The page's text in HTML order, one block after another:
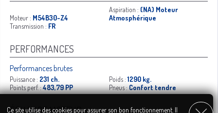
Moteur : M54B30-Z4
Aspiration : (NA) Moteur
Atmosphérique
Transmission : FR
PERFORMANCES
Performances brutes
Puissance : 231 ch. Poids :1290 kg.
Points perf. :483,79 PP Pneus :Confort tendre
ÉCHANGE MOTEUR
Ce site utilise des cookies pour assurer son bon fonctionnement. Il